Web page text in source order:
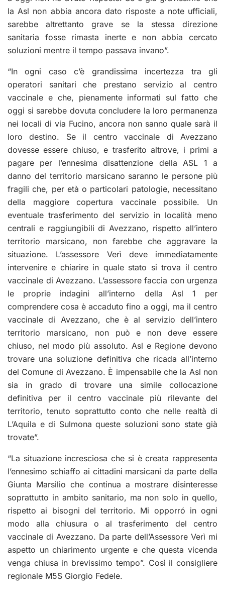
la Asl non abbia ancora dato risposte a note ufficiali,
sarebbe altrettanto grave se la stessa direzione
sanitaria fosse rimasta inerte e non abbia cercato
soluzioni mentre il tempo passava invano”.
“In ogni caso c’è grandissima incertezza tra gli
operatori sanitari che prestano servizio al centro
vaccinale e che, pienamente informati sul fatto che
oggi si sarebbe dovuta concludere la loro permanenza
nei locali di via Fucino, ancora non sanno quale sarà il
loro destino. Se il centro vaccinale di Avezzano
dovesse essere chiuso, e trasferito altrove, i primi a
pagare per l’ennesima disattenzione della ASL 1 a
danno del territorio marsicano saranno le persone più
fragili che, per età o particolari patologie, necessitano
della maggiore copertura vaccinale possibile. Un
eventuale trasferimento del servizio in località meno
centrali e raggiungibili di Avezzano, rispetto all’intero
territorio marsicano, non farebbe che aggravare la
situazione. L’assessore Verì deve immediatamente
intervenire e chiarire in quale stato si trova il centro
vaccinale di Avezzano. L’assessore faccia con urgenza
le proprie indagini all’interno della Asl 1 per
comprendere cosa è accaduto fino a oggi, ma il centro
vaccinale di Avezzano, che è al servizio dell’intero
territorio marsicano, non può e non deve essere
chiuso, nel modo più assoluto. Asl e Regione devono
trovare una soluzione definitiva che ricada all’interno
del Comune di Avezzano. È impensabile che la Asl non
sia in grado di trovare una simile collocazione
definitiva per il centro vaccinale più rilevante del
territorio, tenuto soprattutto conto che nelle realtà di
L’Aquila e di Sulmona queste soluzioni sono state già
trovate”.
“La situazione incresciosa che si è creata rappresenta
l’ennesimo schiaffo ai cittadini marsicani da parte della
Giunta Marsilio che continua a mostrare disinteresse
soprattutto in ambito sanitario, ma non solo in quello,
rispetto ai bisogni del territorio. Mi opporró in ogni
modo alla chiusura o al trasferimento del centro
vaccinale di Avezzano. Da parte dell’Assessore Verì mi
aspetto un chiarimento urgente e che questa vicenda
venga chiusa in brevissimo tempo”. Così ilconsigliere
regionale M5S Giorgio Fedele.